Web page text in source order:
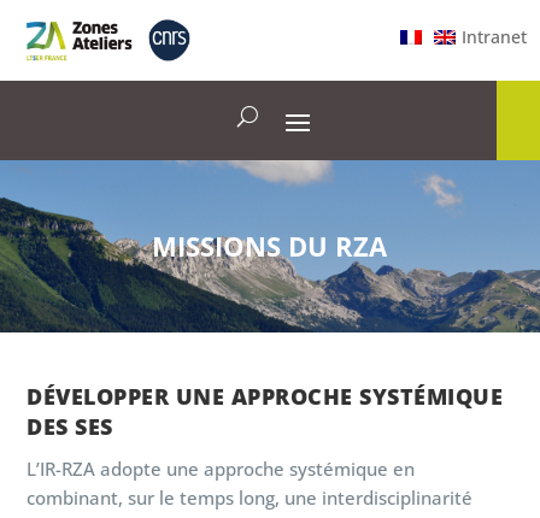
Intranet
MISSIONS DU RZA
DÉVELOPPER UNE APPROCHE SYSTÉMIQUE
DES SES
L’IR-RZA adopte une approche systémique en
combinant, sur le temps long, une interdisciplinarité